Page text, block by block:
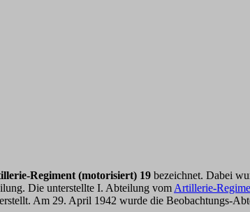
Regiment (motorisiert) 19 bezeichnet. Dabei
Die unterstellte I. Abteilung vom Artillerie-
Am 29. April 1942 wurde die Beobachtungs-